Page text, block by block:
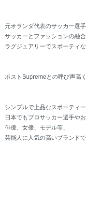
元オランダ代表のサッカー選
サッカーとファッションの融合
ラグジュアリーでスポーティ
ポストSupremeとの呼び声高
シンプルで上品なスポーティ
日本でもプロサッカー選手やお
俳優、女優、モデル等、
芸能人に人気の高いブランドで